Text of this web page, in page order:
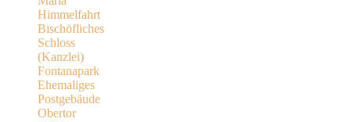
Himmelfahrt
Bischöfliches
Schloss
(Kanzlei)
Fontanapark
Ehemaliges
Postgebäude
Obertor